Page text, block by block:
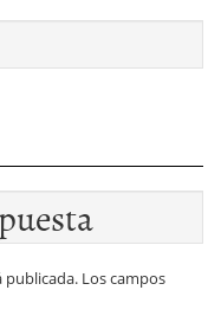
publicada. Los campos